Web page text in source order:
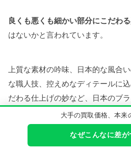
大手の買取価格、本来
なぜこんなに差
良くも悪くも細かい部分にこだわ
はないかと言われています。
上質な素材の吟味、日本的な風合
な職人技、控えめなディテールに
だわる仕上げの妙など、日本のブ
られます。工場の現場においても
のこだわりが明確に意識されてお
する品質への信頼感が世界から評